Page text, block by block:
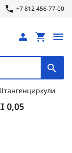
+7 812 456-77-00
0,05